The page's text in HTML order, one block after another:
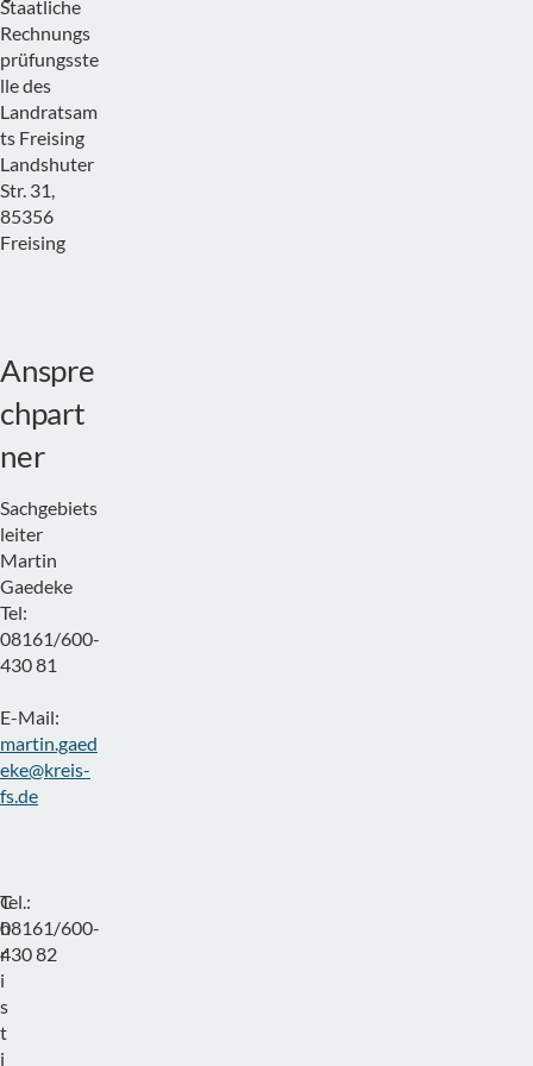
Staatliche
Rechnungs
prüfungsste
lle des
Landratsam
ts Freising
Landshuter
Str. 31,
85356
Freising
Anspre
chpart
ner
Sachgebiets
leiter
Martin
Gaedeke
Tel:
08161/600-
430 81
E-Mail:
martin.gaed
eke@kreis-
fs.de
C
h
r
i
s
t
i
Tel.:
08161/600-
430 82